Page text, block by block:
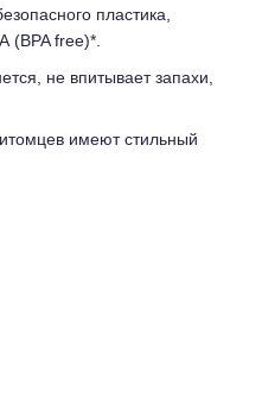
пластика,
(BPA free)*.
не впитывает запахи,
имеют стильный